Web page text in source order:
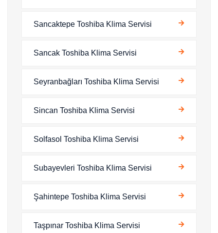
Sancaktepe Toshiba Klima Servisi
Sancak Toshiba Klima Servisi
Seyranbağları Toshiba Klima Servisi
Sincan Toshiba Klima Servisi
Solfasol Toshiba Klima Servisi
Subayevleri Toshiba Klima Servisi
Şahintepe Toshiba Klima Servisi
Taşpınar Toshiba Klima Servisi